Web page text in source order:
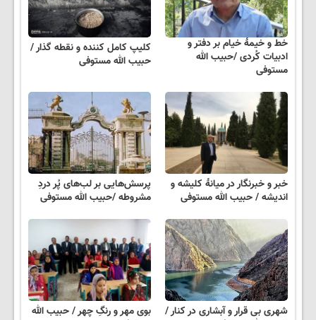
خط و خیمهٔ خیام بر دفتر و
ادبیات کُردی /حبیب الله
مستوفی
کلیپ کامل کننده و نقطه گذار /
حبیب الله مستوفی
خبر و خبرنگار در میانهٔ کلیشه و
اندیشه / حبیب الله مستوفی
پرسش‌هایی بر لب‌های پُر دردِ
مشروطه /حبیب الله مستوفی
شهری بی قرار و آبشاری در کنار /
بوی مهر و رنگِ چهر / حبیب الله